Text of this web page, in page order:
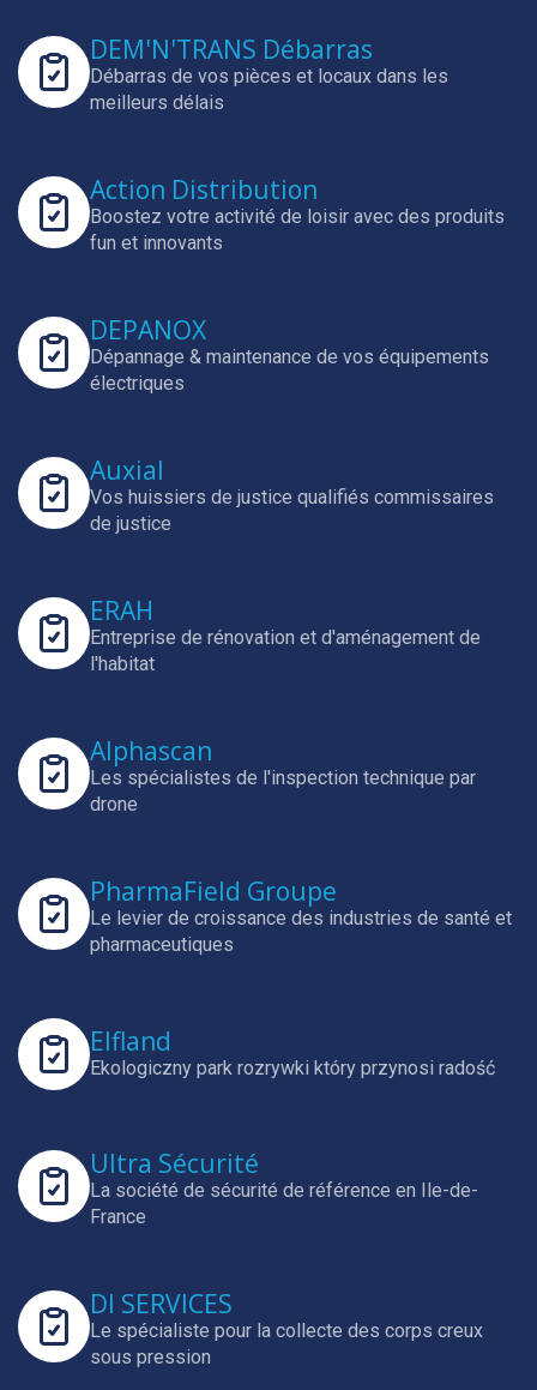
DEM'N'TRANS Débarras
Débarras de vos pièces et locaux dans les
meilleurs délais
Action Distribution
Boostez votre activité de loisir avec des produits
fun et innovants
DEPANOX
Dépannage & maintenance de vos équipements
électriques
Auxial
Vos huissiers de justice qualifiés commissaires
de justice
ERAH
Entreprise de rénovation et d'aménagement de
l'habitat
Alphascan
Les spécialistes de l'inspection technique par
drone
PharmaField Groupe
Le levier de croissance des industries de santé et
pharmaceutiques
Elfland
Ekologiczny park rozrywki który przynosi radość
Ultra Sécurité
La société de sécurité de référence en Ile-de-
France
DI SERVICES
Le spécialiste pour la collecte des corps creux
sous pression